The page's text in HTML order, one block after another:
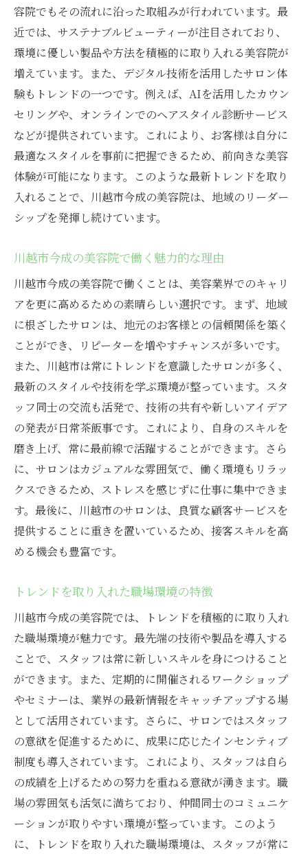
容院でもその流れに沿った取組みが行われています。最
近では、サステナブルビューティーが注目されており、
環境に優しい製品や方法を積極的に取り入れる美容院が
増えています。また、デジタル技術を活用したサロン体
験もトレンドの一つです。例えば、AIを活用したカウン
セリングや、オンラインでのヘアスタイル診断サービス
などが提供されています。これにより、お客様は自分に
最適なスタイルを事前に把握できるため、前向きな美容
体験が可能になります。このような最新トレンドを取り
入れることで、川越市今成の美容院は、地域のリーダー
シップを発揮し続けています。
川越市今成の美容院で働く魅力的な理由
川越市今成の美容院で働くことは、美容業界でのキャリ
アを更に高めるための素晴らしい選択です。まず、地域
に根ざしたサロンは、地元のお客様との信頼関係を築く
ことができ、リピーターを増やすチャンスが多いです。
また、川越市は常にトレンドを意識したサロンが多く、
最新のスタイルや技術を学ぶ環境が整っています。スタ
ッフ同士の交流も活発で、技術の共有や新しいアイデア
の発表が日常茶飯事です。これにより、自身のスキルを
磨き上げ、常に最前線で活躍することができます。さら
に、サロンはカジュアルな雰囲気で、働く環境もリラッ
クスできるため、ストレスを感じずに仕事に集中できま
す。最後に、川越市のサロンは、良質な顧客サービスを
提供することに重きを置いているため、接客スキルを高
める機会も豊富です。
トレンドを取り入れた職場環境の特徴
川越市今成の美容院では、トレンドを積極的に取り入れ
た職場環境が魅力です。最先端の技術や製品を導入する
ことで、スタッフは常に新しいスキルを身につけること
ができます。また、定期的に開催されるワークショップ
やセミナーは、業界の最新情報をキャッチアップする場
として活用されています。さらに、サロンではスタッフ
の意欲を促進するために、成果に応じたインセンティブ
制度も導入されています。これにより、スタッフは自ら
の成績を上げるための努力を重ねる意欲が湧きます。職
場の雰囲気も活気に満ちており、仲間同士のコミュニケ
ーションが取りやすい環境が整っています。このよう
に、トレンドを取り入れた職場環境は、スタッフが常に